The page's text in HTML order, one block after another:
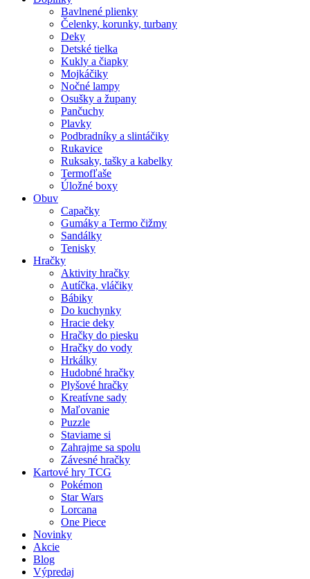
Bavlnené plienky
Čelenky, korunky, turbany
Deky
Detské tielka
Kukly a čiapky
Mojkáčiky
Nočné lampy
Osušky a župany
Pančuchy
Plavky
Podbradníky a slintáčiky
Rukavice
Ruksaky, tašky a kabelky
Termofľaše
Úložné boxy
Obuv
Capačky
Gumáky a Termo čižmy
Sandálky
Tenisky
Hračky
Aktivity hračky
Autíčka, vláčiky
Bábiky
Do kuchynky
Hracie deky
Hračky do piesku
Hračky do vody
Hrkálky
Hudobné hračky
Plyšové hračky
Kreatívne sady
Maľovanie
Puzzle
Staviame si
Zahrajme sa spolu
Závesné hračky
Kartové hry TCG
Pokémon
Star Wars
Lorcana
One Piece
Novinky
Akcie
Blog
Výpredaj